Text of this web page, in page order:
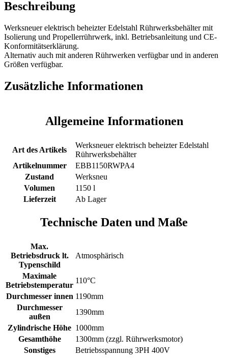
mit
und
Propellerrührwerk
Menge
Beschreibung
Werksneuer elektrisch beheizter Edelstahl Rührwerksbehälter mit
Isolierung und Propellerrührwerk, inkl. Betriebsanleitung und CE-
Konformitätserklärung.
Alternativ auch mit anderen Rührwerken verfügbar und in anderen
Größen verfügbar.
Zusätzliche Informationen
Allgemeine Informationen
Art des Artikels
Werksneuer elektrisch beheizter Edelstahl
Rührwerksbehälter
Artikelnummer
EBB1150RWPA4
Zustand
Werksneu
Volumen
1150 l
Lieferzeit
Ab Lager
Technische Daten und Maße
Max.
Betriebsdruck lt.
Typenschild
Atmosphärisch
Maximale
Betriebstemperatur
110°C
Durchmesser innen 1190mm
Durchmesser
außen
1390mm
Zylindrische Höhe 1000mm
Gesamthöhe
1300mm (zzgl. Rührwerksmotor)
Sonstiges
Betriebsspannung 3PH 400V